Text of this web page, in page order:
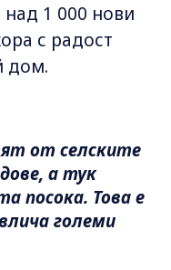
над 1 000 нови
с радост
дом.
от селските
а тук
посока. Това е
големи